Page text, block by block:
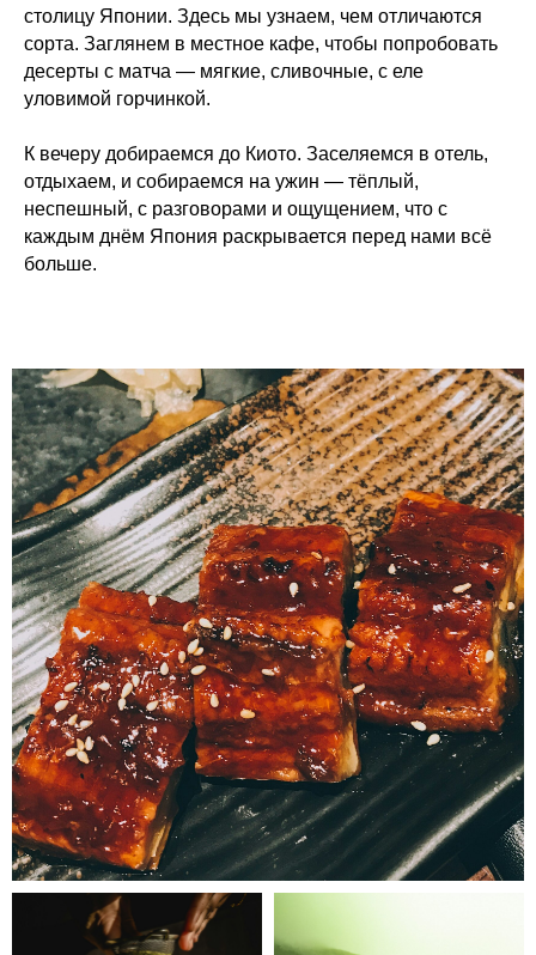
столицу Японии. Здесь мы узнаем, чем отличаются
сорта. Заглянем в местное кафе, чтобы попробовать
десерты с матча — мягкие, сливочные, с еле
уловимой горчинкой.
К вечеру добираемся до Киото. Заселяемся в отель,
отдыхаем, и собираемся на ужин — тёплый,
неспешный, с разговорами и ощущением, что с
каждым днём Япония раскрывается перед нами всё
больше.